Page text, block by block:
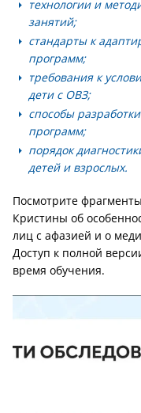
технологии и
занятий;
стандарты к
программ;
требования к
дети с ОВЗ;
способы
программ;
порядок
детей и взрослых.
Посмотрите
Кристины об
лиц с афазией и о
Доступ к полной
время обучения.